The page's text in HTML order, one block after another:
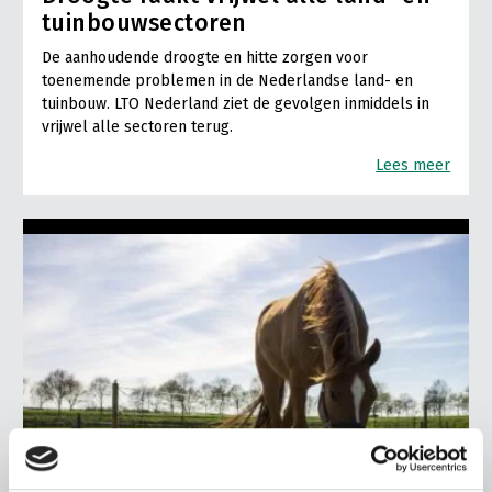
LTO Nederland
Bestuur en Directie
Jaarverslag 2023
tuinbouwsectoren
De aanhoudende droogte en hitte zorgen voor
toenemende problemen in de Nederlandse land- en
tuinbouw. LTO Nederland ziet de gevolgen inmiddels in
vrijwel alle sectoren terug.
Lees meer